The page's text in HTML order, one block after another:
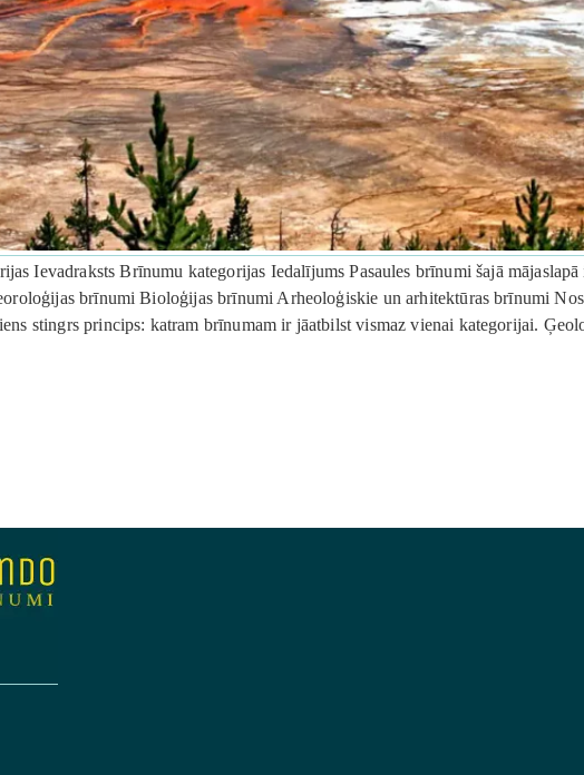
Ievadraksts Brīnumu kategorijas Iedalījums Pasaules brīnumi šajā
brīnumi Bioloģijas brīnumi Arheoloģiskie un arhitektūras brīnumi
stingrs princips: katram brīnumam ir jāatbilst vismaz vienai kategorijai.